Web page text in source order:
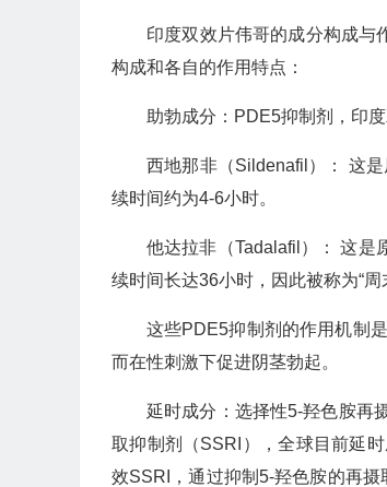
印度双效片伟哥的成分构成与
构成和各自的作用特点：
助勃成分：PDE5抑制剂，印
西地那非（Sildenafil）： 这
续时间约为4-6小时。
他达拉非（Tadalafil）： 这是
续时间长达36小时，因此被称为“周
这些PDE5抑制剂的作用机制
而在性刺激下促进阴茎勃起。
延时成分：选择性5-羟色胺再
取抑制剂（SSRI），全球目前延
效SSRI，通过抑制5-羟色胺的再